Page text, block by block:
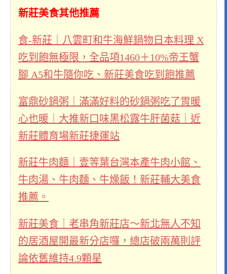
新莊美食其他推薦
食-新莊｜八雲町和牛海鮮鍋物日本料理 X
吃到飽無極限，全品項1460＋10%帝王蟹
腳 A5和牛隨你吃、新莊美食吃到飽推薦
富鼎砂鍋粥｜滿滿好料的砂鍋粥吃了胃暖
心也暖｜大推新口味黑松露牛肝菌菇｜近
新莊體育場新莊捷運站
新莊牛肉麵｜壹等葉台灣本產牛肉小館、
牛肉湯、牛肉麵、牛燥飯！新莊輔大美食
推薦。
新莊美食｜老串角新莊店～新北無人不知
的居酒屋開最新分店囉，總店破兩萬則評
論依舊維持4.9顆星